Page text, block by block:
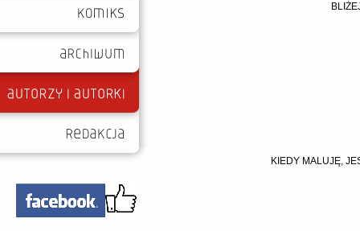
KIEDY MALUJĘ,